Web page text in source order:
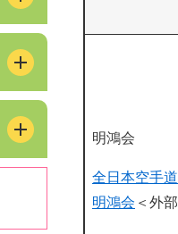
明鴻会
全日本空手
明鴻会 ＜外